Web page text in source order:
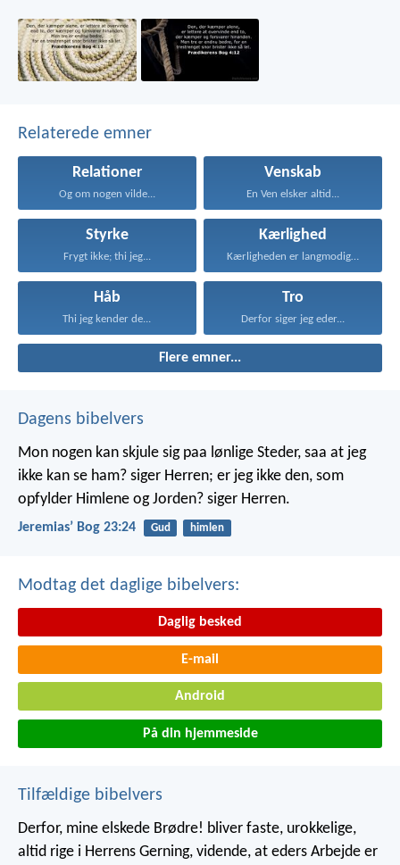
Relaterede emner
Relationer
Og om nogen vilde...
Venskab
En Ven elsker altid...
Styrke
Frygt ikke; thi jeg...
Kærlighed
Kærligheden er langmodig, er...
Håb
Thi jeg kender de...
Tro
Derfor siger jeg eder...
Flere emner...
Dagens bibelvers
Mon nogen kan skjule sig paa lønlige Steder, saa at jeg
ikke kan se ham? siger Herren; er jeg ikke den, som
opfylder Himlene og Jorden? siger Herren.
Jeremiasʼ Bog 23:24 Gud himlen
Modtag det daglige bibelvers:
Daglig besked
E-mail
Android
På din hjemmeside
Tilfældige bibelvers
Derfor, mine elskede Brødre! bliver faste, urokkelige,
altid rige i Herrens Gerning, vidende, at eders Arbejde er